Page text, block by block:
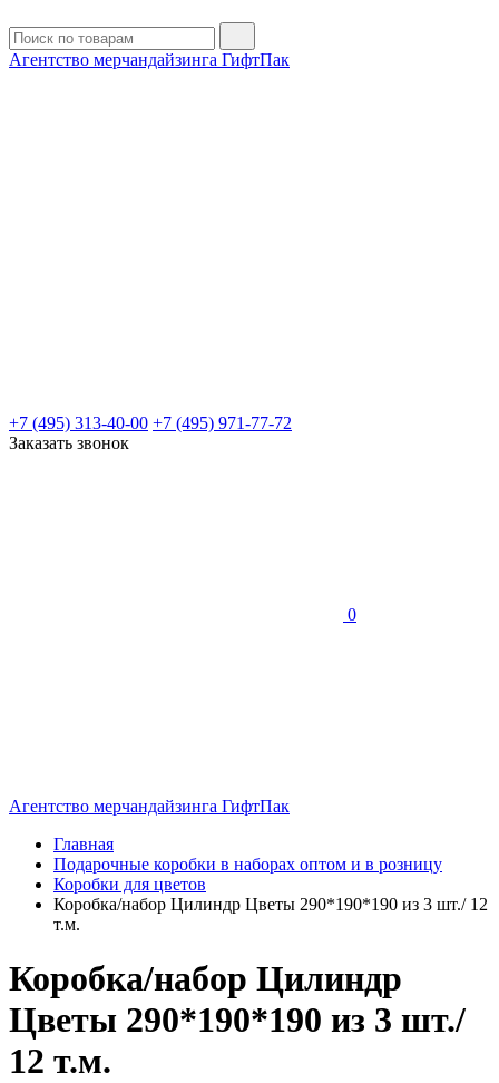
Агентство мерчандайзинга ГифтПак
+7 (495) 313-40-00 +7 (495) 971-77-72
Заказать звонок
0
Агентство мерчандайзинга ГифтПак
Главная
Подарочные коробки в наборах оптом и в розницу
Коробки для цветов
Коробка/набор Цилиндр Цветы 290*190*190 из 3 шт./ 12
т.м.
Коробка/набор Цилиндр
Цветы 290*190*190 из 3 шт./
12 т.м.